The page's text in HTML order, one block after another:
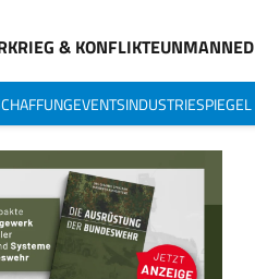
KRIEG & KONFLIKTEUNMANNED
EVENTSINDUSTRIESPIEGEL